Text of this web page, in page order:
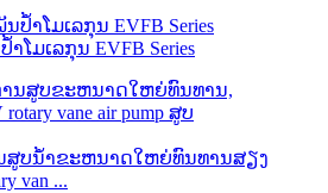
ໂມເລກຸນ EVFB Series
ສູບນ້ໍາຂະຫນາດໃຫຍ່ທົນທານສຽງ
van ...